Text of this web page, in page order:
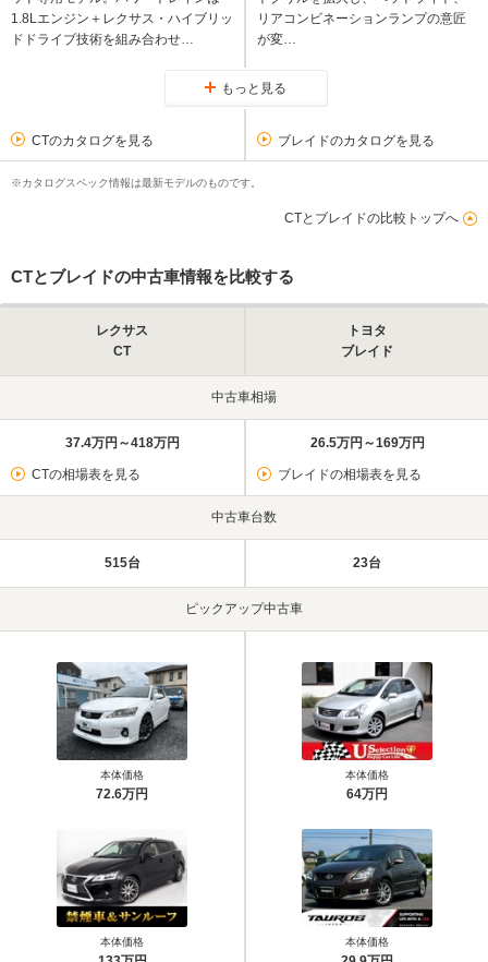
1.8Lエンジン＋レクサス・ハイブリッ
ドドライブ技術を組み合わせ…
リアコンビネーションランプの意匠
が変…
もっと見る
CTのカタログを見る ブレイドのカタログを見る
※カタログスペック情報は最新モデルのものです。
CTとブレイドの比較トップへ
CTとブレイドの中古車情報を比較する
レクサス
CT
トヨタ
ブレイド
中古車相場
37.4万円～418万円
CTの相場表を見る
26.5万円～169万円
ブレイドの相場表を見る
中古車台数
515台 23台
ピックアップ中古車
本体価格
72.6万円
本体価格
本体価格
64万円
本体価格